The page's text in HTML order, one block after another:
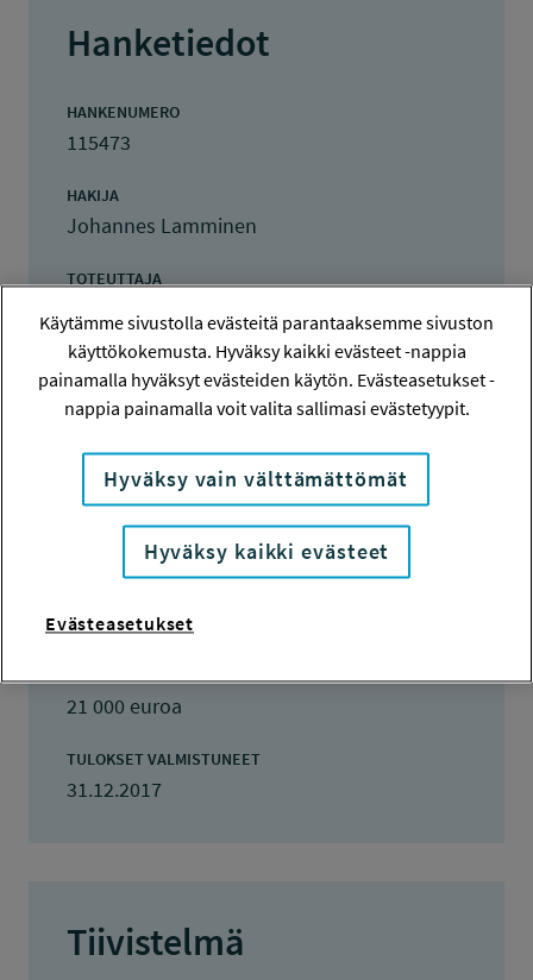
Hanketiedot
HANKENUMERO
115473
HAKIJA
Johannes Lamminen
TOTEUTTAJA
Johannes Lamminen
LISÄTIETOJA
Johannes Lamminen
johannes.lamminen@utu.fi
TOTEUTUSAIKA
1.10.2016 - 31.12.2017
TYÖSUOJELURAHASTON PÄÄTÖS
21 000 euroa
KOKONAISKUSTANNUKSET
21 000 euroa
TULOKSET VALMISTUNEET
31.12.2017
Tiivistelmä
Käytämme sivustolla evästeitä parantaaksemme sivuston
käyttökokemusta. Hyväksy kaikki evästeet -nappia
painamalla hyväksyt evästeiden käytön. Evästeasetukset -
nappia painamalla voit valita sallimasi evästetyypit.
Hyväksy vain välttämättömät
Hyväksy kaikki evästeet
Evästeasetukset